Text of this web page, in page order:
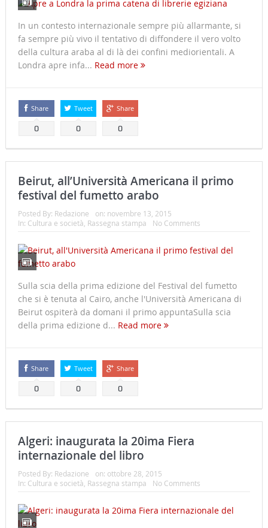
In un contesto internazionale sempre più allarmante, si
fa sempre più vivo il tentativo di diffondere il vero volto
della cultura araba al di là dei confini mediorientali. A
Londra apre infa... Read more
Share
0
Tweet
0
Share
0
Beirut, all’Università Americana il primo
festival del fumetto arabo
Posted By: Redazione on: novembre 13, 2015
In: Cultura e società Rassegna stampa No Comments
Sulla scia della prima edizione del Festival del fumetto
che si è tenuta al Cairo, anche l'Università Americana di
Beirut ospiterà da domani il primo appuntaSulla scia
della prima edizione d... Read more
Share
0
Tweet
0
Share
0
Algeri: inaugurata la 20ima Fiera
internazionale del libro
Posted By: Redazione on: ottobre 28, 2015
In: Cultura e società, Rassegna stampa No Comments